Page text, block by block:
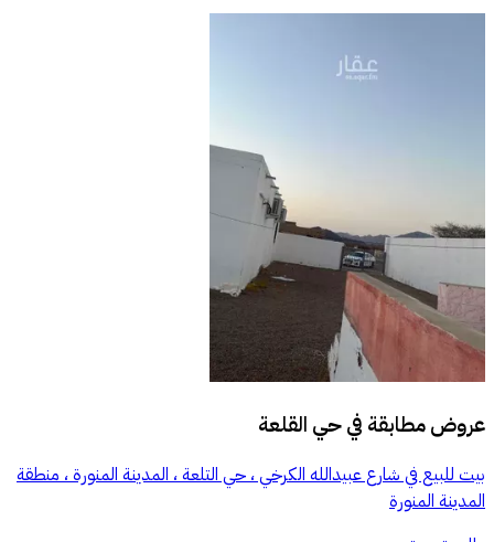
عروض مطابقة فيحي القلعة
بيت للبيع في شارع عبيدالله الكرخي ، حي التلعة ، المدينة المنورة ، منطقة
المدينة المنورة